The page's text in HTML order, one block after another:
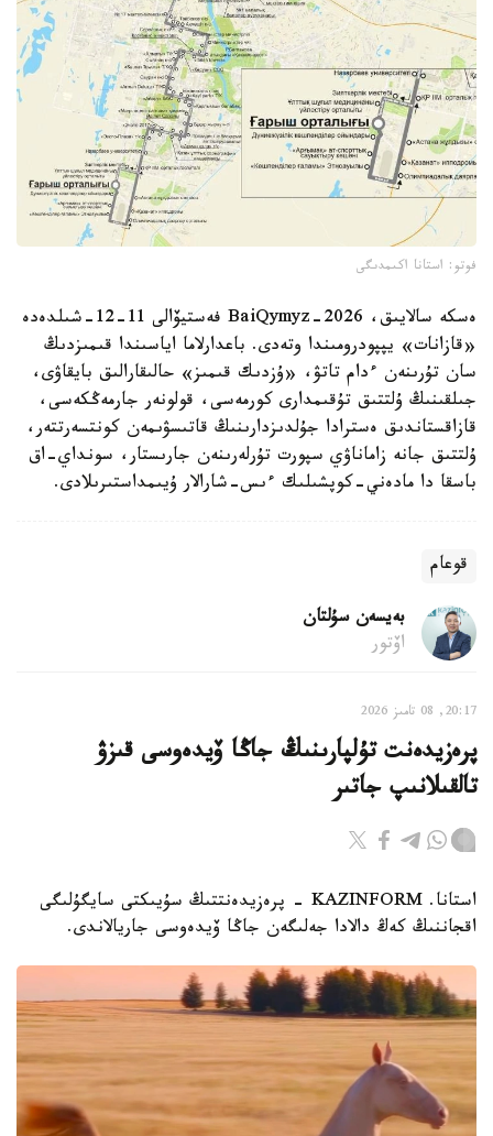
فوتو: استانا اكىمدىگى
ەسكە سالايىق، BaiQymyz-2026 فەستيۆالى 11-12-شىلدەدە
«قازانات» يپپودرومىندا وتەدى. باعدارلاما اياسىندا قىمىزدىڭ
سان تۇرىنەن ءدام تاتۋ، «ۇزدىك قىمىز» حالىقارالىق بايقاۋى،
جىلقىنىڭ ۇلتتىق تۇقىمدارى كورمەسى، قولونەر جارمەڭكەسى،
قازاقستاندىق ەسترادا جۇلدىزدارىنىڭ قاتىسۋىمەن كونتسەرتتەر،
ۇلتتىق جانە زاماناۋي سپورت تۇرلەرىنەن جارىستار، سونداي-اق
باسقا دا مادەني-كوپشىلىك ءىس-شارالار ۇيىمداستىرىلادى.
قوعام
بەيسەن سۇلتان
اۆتور
20:17, 08 تامىز 2026
پرەزيدەنت تۇلپارىنىڭ جاڭا ۆيدەوسى قىزۋ
تالقىلانىپ جاتىر
استانا. KAZINFORM - پرەزيدەنتتىڭ سۇيىكتى سايگۇلىگى
اقجاننىڭ كەڭ دالادا جەلىگەن جاڭا ۆيدەوسى جاريالاندى.